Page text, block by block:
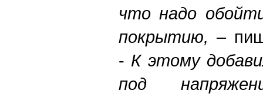
что надо
покрытию, –
- Кэтому
под